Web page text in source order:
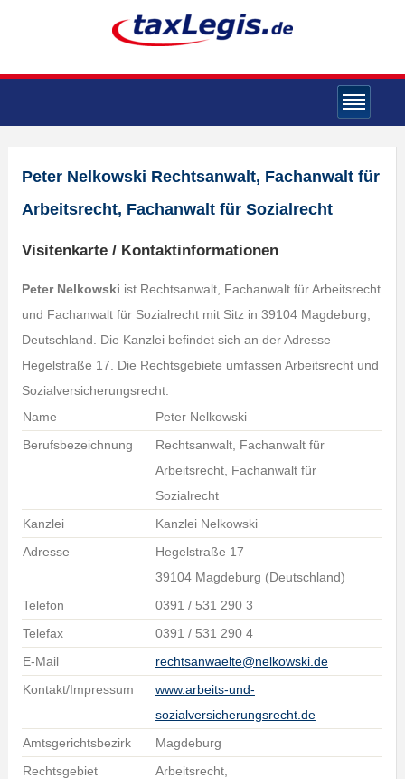
Peter Nelkowski Rechtsanwalt, Fachanwalt für
Arbeitsrecht, Fachanwalt für Sozialrecht
Visitenkarte / Kontaktinformationen
Peter Nelkowski ist Rechtsanwalt, Fachanwalt für Arbeitsrecht
und Fachanwalt für Sozialrecht mit Sitz in 39104 Magdeburg,
Deutschland. Die Kanzlei befindet sich an der Adresse
Hegelstraße 17. Die Rechtsgebiete umfassen Arbeitsrecht und
Sozialversicherungsrecht.
Name
Peter Nelkowski
Berufsbezeichnung
Rechtsanwalt, Fachanwalt für
Arbeitsrecht, Fachanwalt für
Sozialrecht
Kanzlei
Kanzlei Nelkowski
Adresse
Hegelstraße 17
39104 Magdeburg (Deutschland)
Telefon
0391 / 531 290 3
Telefax
0391 / 531 290 4
E-Mail
rechtsanwaelte@nelkowski.de
Kontakt/Impressum
www.arbeits-und-
sozialversicherungsrecht.de
Amtsgerichtsbezirk
Magdeburg
Rechtsgebiet
Arbeitsrecht,